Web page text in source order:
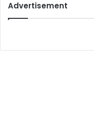
Advertisement